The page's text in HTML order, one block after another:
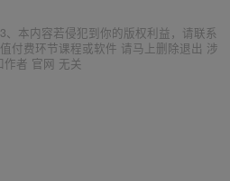
本内容若侵犯到你的版权利益，请联系
付费环节课程或软件 请马上删除退出 涉
者 官网 无关